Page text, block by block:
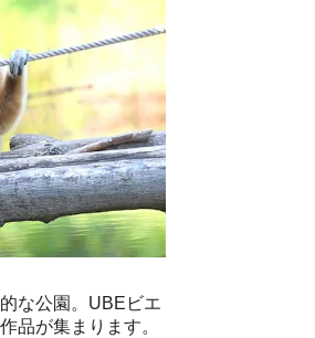
な公園。UBEビエ
品が集まります。